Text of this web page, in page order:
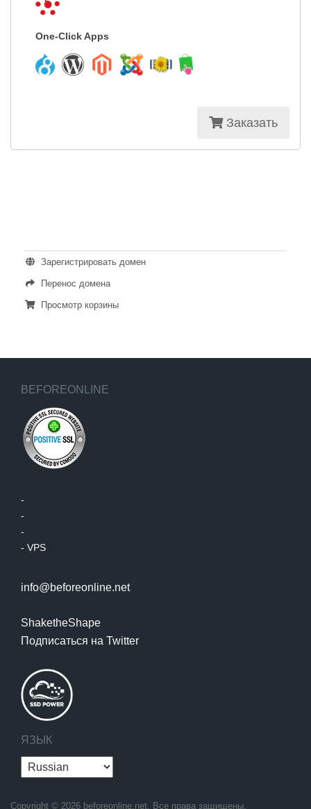
One-Click Apps
Заказать
Зарегистрировать домен
Перенос домена
Просмотр корзины
BEFOREONLINE
-
-
-
- VPS
info@beforeonline.net
ShaketheShape
Подписаться на Twitter
ЯЗЫК
Copyright © 2026 beforeonline.net. Все права защищены.